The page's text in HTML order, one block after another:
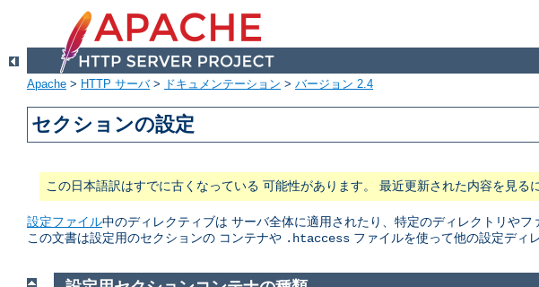
Apache > HTTP サーバ> ドキュメンテーション > バージョン 2.4
セクションの設定
この日本語訳はすでに古くなっている 可能性があります。 最近更新された内容を見る
設定ファイル中のディレクティブは サーバ全体に適用されたり、特定のディレクトリや
この文書は設定用のセクションの コンテナや .htaccess ファイルを使って他の設定ディ